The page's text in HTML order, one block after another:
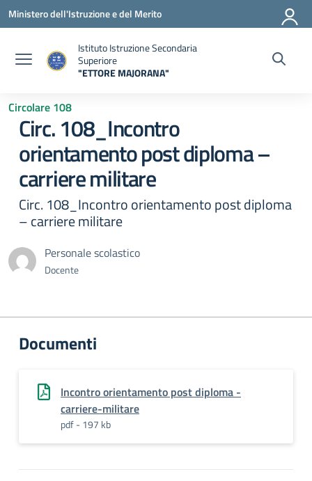
Vai ai contenuti
Vai al menu di navigazione
Vai al footer
Ministero dell'Istruzione e del Merito
Istituto Istruzione Secondaria
Superiore
"ETTORE MAJORANA"
Circolare 108
Circ. 108_Incontro
orientamento post diploma –
carriere militare
Circ. 108_Incontro orientamento post diploma
– carriere militare
Personale scolastico
Docente
Documenti
Incontro orientamento post diploma -
carriere-militare
pdf - 197 kb